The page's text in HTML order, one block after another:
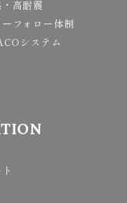
高耐震
フォロー体制
システム